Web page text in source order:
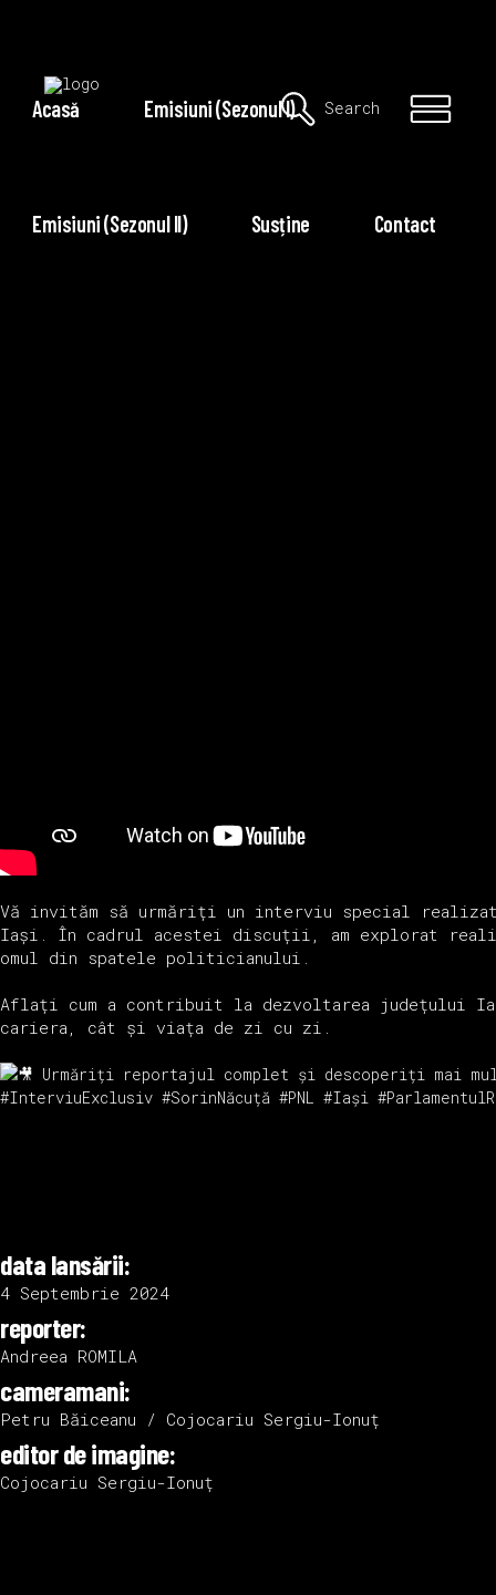
Acasă Emisiuni (Sezonul I)
Emisiuni (Sezonul II) Susține Contact
Search
Vă invităm să urmăriți un interviu special realizat
Iași. În cadrul acestei discuții, am explorat
omul din spatele politicianului.
Aflați cum a contribuit la dezvoltarea județului
cariera, cât și viața de zi cu zi.
Urmăriți reportajul complet și descoperiți mai
#InterviuExclusiv #SorinNăcuță #PNL #Iași
data lansării:
4 Septembrie 2024
reporter:
Andreea ROMILA
cameramani:
Petru Băiceanu / Cojocariu Sergiu-Ionuț
editor de imagine:
Cojocariu Sergiu-Ionuț